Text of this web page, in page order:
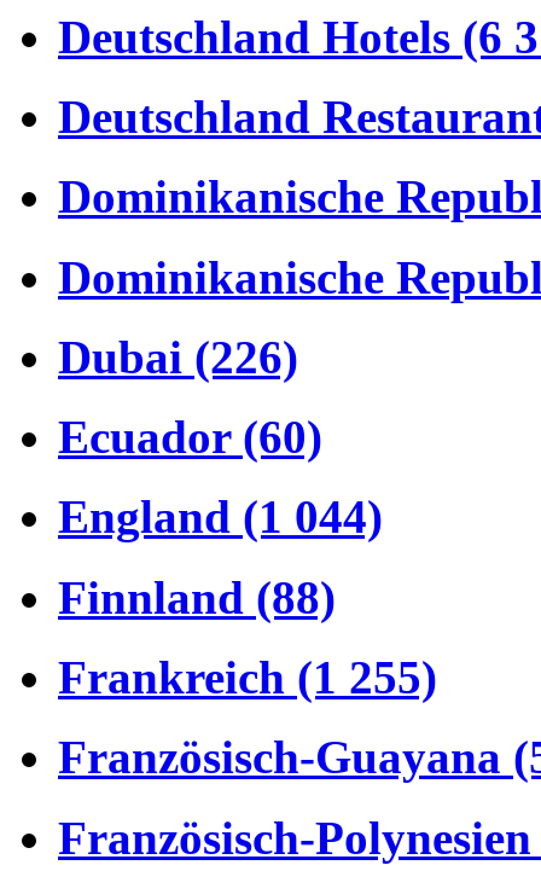
Deutschland Hotels (6
Deutschland
Dominikanische
Dominikanische
Dubai (226)
Ecuador (60)
England (1 044)
Finnland (88)
Frankreich (1 255)
Französisch-Guayana
Französisch-